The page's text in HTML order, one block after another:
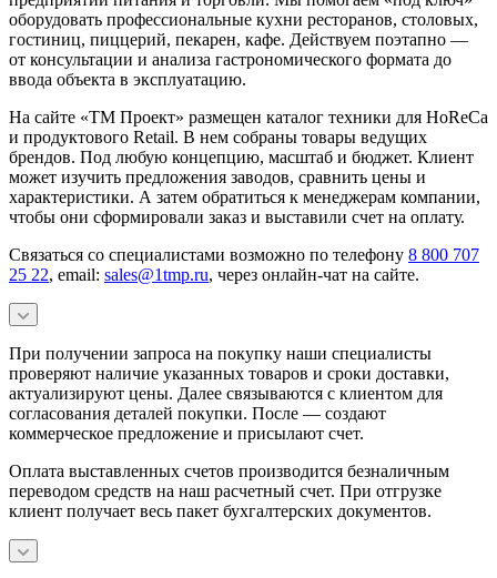
оборудовать профессиональные кухни ресторанов, столовых,
гостиниц, пиццерий, пекарен, кафе. Действуем поэтапно —
от консультации и анализа гастрономического формата до
ввода объекта в эксплуатацию.
На сайте «ТМ Проект» размещен каталог техники для HoReCa
и продуктового Retail. В нем собраны товары ведущих
брендов. Под любую концепцию, масштаб и бюджет. Клиент
может изучить предложения заводов, сравнить цены и
характеристики. А затем обратиться к менеджерам компании,
чтобы они сформировали заказ и выставили счет на оплату.
Связаться со специалистами возможно по телефону 8 800 707
25 22, email: sales@1tmp.ru, через онлайн-чат на сайте.
При получении запроса на покупку наши специалисты
проверяют наличие указанных товаров и сроки доставки,
актуализируют цены. Далее связываются с клиентом для
согласования деталей покупки. После — создают
коммерческое предложение и присылают счет.
Оплата выставленных счетов производится безналичным
переводом средств на наш расчетный счет. При отгрузке
клиент получает весь пакет бухгалтерских документов.